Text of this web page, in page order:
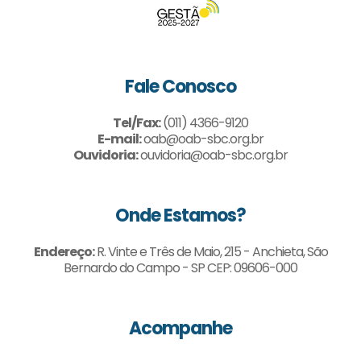
Fale Conosco
Tel/Fax:(011) 4366-9120
E-mail:oab@oab-sbc.org.br
Ouvidoria:ouvidoria@oab-sbc.org.br
Onde Estamos?
Endereço:R. Vinte e Três de Maio, 215 - Anchieta, São
Bernardo do Campo - SP CEP: 09606-000
Acompanhe